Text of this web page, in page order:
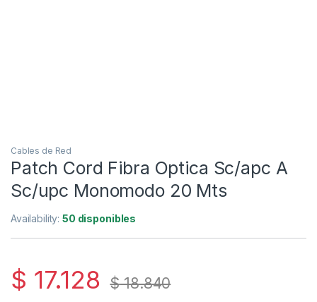
Cables de Red
Patch Cord Fibra Optica Sc/apc A
Sc/upc Monomodo 20 Mts
Availability:50 disponibles
$ 17.128 $18.840